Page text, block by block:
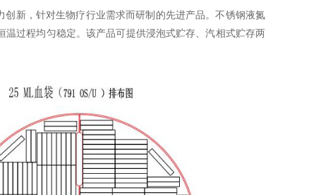
新，针对生物疗行业需求而研制的先进产品。不锈钢液氮
过程均匀稳定。该产品可提供浸泡式贮存、汽相式贮存两